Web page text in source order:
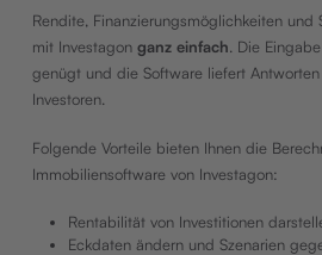
Rendite, Finanzierungsmöglichkeiten und
mit Investagon ganz einfach. Die
genügt und die Software liefert
Investoren.
Folgende Vorteile bieten Ihnen die
Immobiliensoftware von Investagon:
Rentabilität von Investitionen
Eckdaten ändern und Szenarien